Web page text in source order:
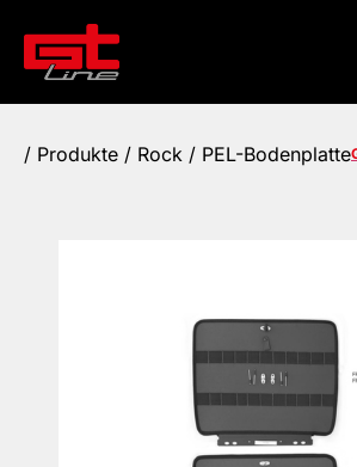
/ Produkte / Rock / PEL-Bodenplatte